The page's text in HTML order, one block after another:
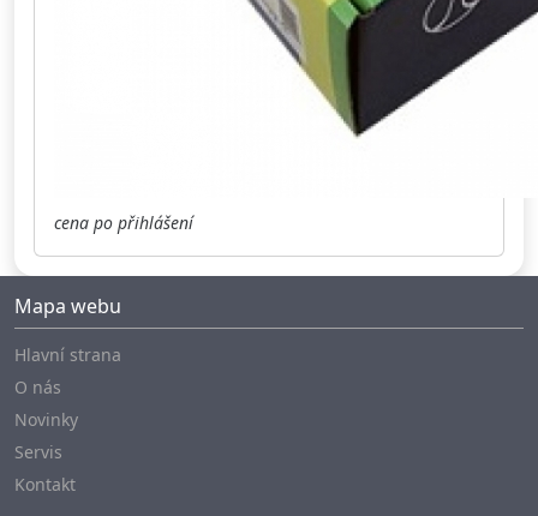
cena po přihlášení
Mapa webu
Hlavní strana
O nás
Novinky
Servis
Kontakt